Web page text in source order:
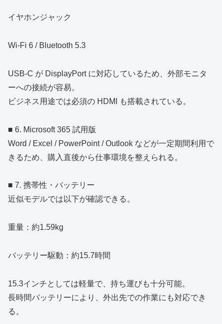
イヤホンジャック
Wi‑Fi 6 / Bluetooth 5.3
USB‑C が DisplayPort に対応しているため、外部モニタ
ーへの接続が容易。
ビジネス用途では必須の HDMI も搭載されている。
■ 6. Microsoft 365 試用版
Word / Excel / PowerPoint / Outlook などが一定期間利用で
きるため、購入直後から仕事環境を整えられる。
■ 7. 携帯性・バッテリー
近似モデルでは以下が確認できる。
重量：約1.59kg
バッテリー駆動：約15.7時間
15.3インチとしては軽量で、持ち運びも十分可能。
長時間バッテリーにより、外出先での作業にも対応でき
る。